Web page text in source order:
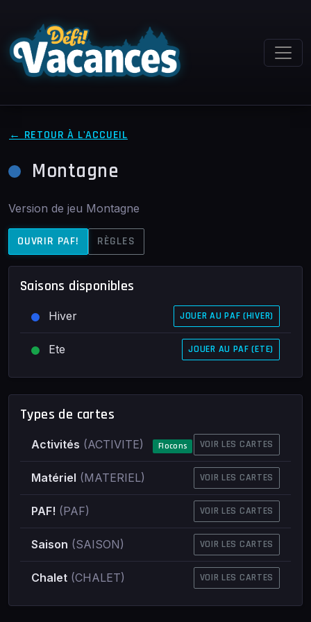
← RETOUR À L'ACCUEIL
Montagne
Version de jeu Montagne
OUVRIR PAF! RÈGLES
Saisons disponibles
Hiver JOUER AU PAF (HIVER)
Ete JOUER AU PAF (ETE)
Types de cartes
Activités (ACTIVITE) Flocons VOIR LES CARTES
Matériel (MATERIEL) VOIR LES CARTES
PAF! (PAF) VOIR LES CARTES
Saison (SAISON) VOIR LES CARTES
Chalet (CHALET) VOIR LES CARTES